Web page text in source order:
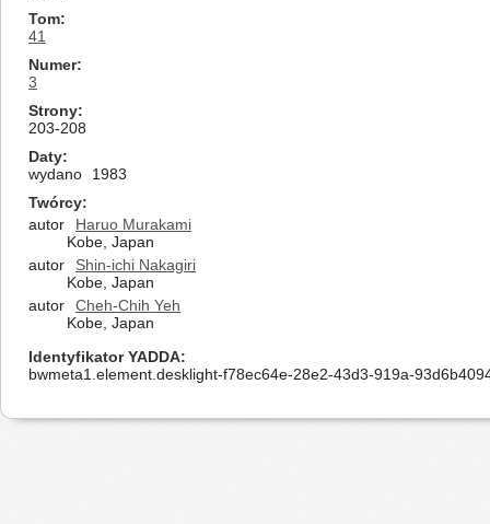
Tom
41
Numer
3
Strony
203-208
Daty
wydano
1983
Twórcy
autor
Haruo Murakami
Kobe, Japan
autor
Shin-ichi Nakagiri
Kobe, Japan
autor
Cheh-Chih Yeh
Kobe, Japan
Identyfikator YADDA
bwmeta1.element.desklight-f78ec64e-28e2-43d3-919a-